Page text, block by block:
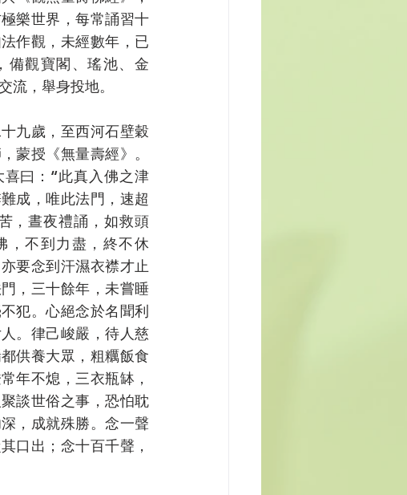
樂世界，每常誦習十
作觀，未經數年，已
備觀寶閣、瑤池、金
流，舉身投地。
九歲，至西河石壁穀
蒙授《無量壽經》。
曰：“此真入佛之津
成，唯此法門，速超
，晝夜禮誦，如救頭
，不到力盡，終不休
要念到汗濕衣襟才止
，三十餘年，未嘗睡
犯。心絕念於名聞利
。律己峻嚴，待人慈
供養大眾，粗糲飯食
年不熄，三衣瓶缽，
談世俗之事，恐怕耽
，成就殊勝。念一聲
口出；念十百千聲，